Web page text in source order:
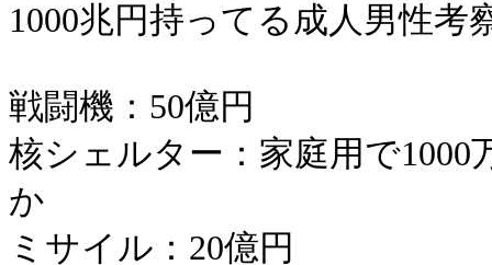
1000兆円持ってる成人男性考
戦闘機：50億円
核シェルター：家庭用で
か
ミサイル：20億円